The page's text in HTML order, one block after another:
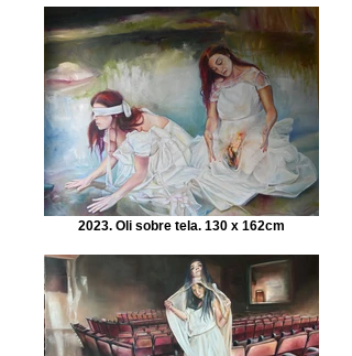
2023. Oli sobre tela. 130 x 162cm